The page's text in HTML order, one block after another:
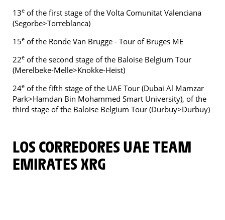
13e of the first stage of the Volta Comunitat Valenciana
(Segorbe>Torreblanca)
15e of the Ronde Van Brugge - Tour of Bruges ME
22e of the second stage of the Baloise Belgium Tour
(Merelbeke-Melle>Knokke-Heist)
24e of the fifth stage of the UAE Tour (Dubai Al Mamzar
Park>Hamdan Bin Mohammed Smart University), of the
third stage of the Baloise Belgium Tour (Durbuy>Durbuy)
LOS CORREDORES UAE TEAM
EMIRATES XRG